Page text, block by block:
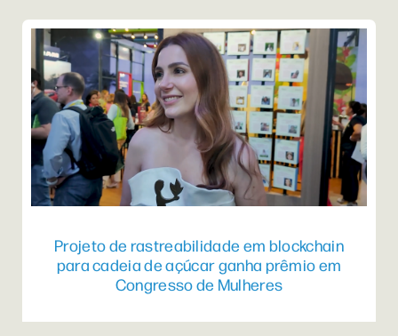
Projeto de rastreabilidade em blockchain
para cadeia de açúcar ganha prêmio em
Congresso de Mulheres